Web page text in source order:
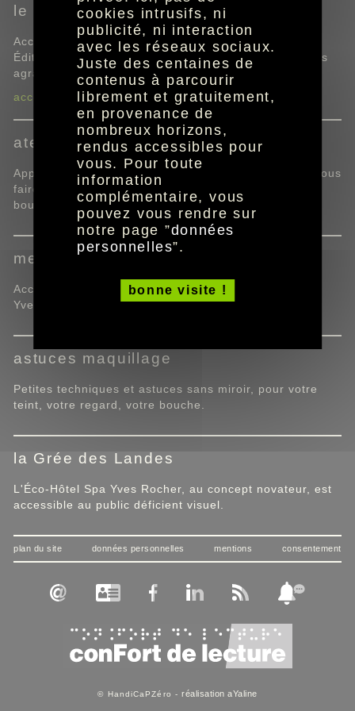
le Livre Vert de La Beauté 2026
Accédez au catalogue des gammes Yves Rocher.
Édition accompagnée d'étiquettes braille et caractères
agrandis adhésives.
accéder au Livre Vert de La Beauté 2026
ateliers beauté sans miroir
Apprenez ou réapprenez les gestes essentiels pour vous
faire belle. Des ateliers personnalisés au cœur des
boutiques Yves Rocher.
mes magasins et instituts
Accédez aux coordonnées des magasins et instituts
Yves Rocher les plus proches de chez vous.
astuces maquillage
Petites techniques et astuces sans miroir, pour votre
teint, votre regard, votre bouche.
la Grée des Landes
L'Éco-Hôtel Spa Yves Rocher, au concept novateur, est
accessible au public déficient visuel.
plan du site données personnelles mentions consentement
© HandiCaPZéro -réalisation aYaline
cookies intrusifs, ni
publicité, ni interaction
avec les réseaux sociaux.
Juste des centaines de
contenus à parcourir
librement et gratuitement,
en provenance de
nombreux horizons,
rendus accessibles pour
vous. Pour toute
information
complémentaire, vous
pouvez vous rendre sur
notre page ”données
personnelles”.
bonne visite !